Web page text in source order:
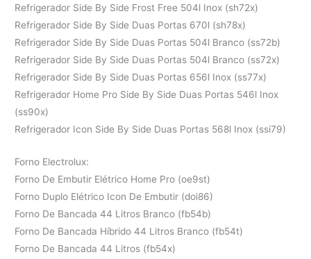
Refrigerador Side By Side Frost Free 504l Inox (sh72x)
Refrigerador Side By Side Duas Portas 670l (sh78x)
Refrigerador Side By Side Duas Portas 504l Branco (ss72b)
Refrigerador Side By Side Duas Portas 504l Branco (ss72x)
Refrigerador Side By Side Duas Portas 656l Inox (ss77x)
Refrigerador Home Pro Side By Side Duas Portas 546l Inox
(ss90x)
Refrigerador Icon Side By Side Duas Portas 568l Inox (ssi79)
Forno Electrolux:
Forno De Embutir Elétrico Home Pro (oe9st)
Forno Duplo Elétrico Icon De Embutir (doi86)
Forno De Bancada 44 Litros Branco (fb54b)
Forno De Bancada Híbrido 44 Litros Branco (fb54t)
Forno De Bancada 44 Litros (fb54x)